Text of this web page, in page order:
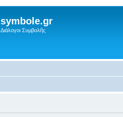
symbole.gr
Διάλογοι Συμβολῆς